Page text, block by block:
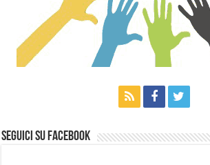
Seguici su Facebook